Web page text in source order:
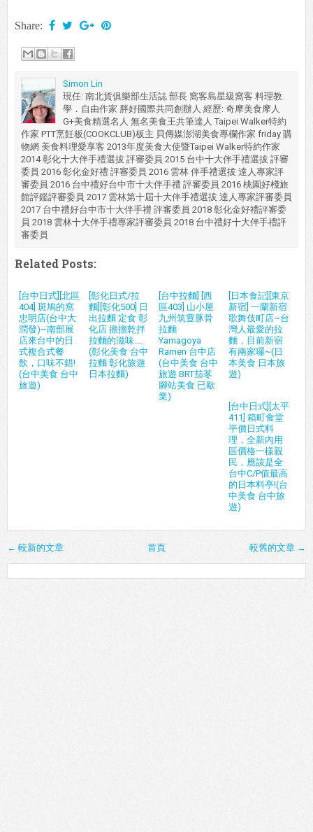
Share:
Simon Lin
現任: 南北貨俱樂部生活誌 部長 窩客島星級窩客 料理教
學．自由作家 胖好國際共同創辦人 經歷: 奇摩美食摩人
G+美食精選名人 無名美食王共筆達人 Taipei Walker特約
作家 PTT烹飪板(COOKCLUB)板主 貝傳媒澎湖美食專欄作家 friday 購
物網 美食料理愛享客 2013年度美食大使暨Taipei Walker特約作家
2014 彰化十大伴手禮選拔 評審委員 2015 台中十大伴手禮選拔 評審
委員 2016 彰化金好禮 評審委員 2016 雲林 伴手禮選拔 達人專家評
審委員 2016 台中禮好台中市十大伴手禮 評審委員 2016 桃園好棧旅
館評鑑評審委員 2017 雲林第十屆十大伴手禮選拔 達人專家評審委員
2017 台中禮好台中市十大伴手禮 評審委員 2018 彰化金好禮評審委
員 2018 雲林十大伴手禮專家評審委員 2018 台中禮好十大伴手禮評
審委員
Related Posts:
[台中日式][北區
404] 斑鳩的窩
忠明店(台中大
潤發)~南部展
店來台中的日
式複合式餐
飲，口味不錯!
(台中美食 台中
旅遊)
[彰化日式/拉
麵][彰化500] 日
出拉麵 定食 彰
化店 擔擔乾拌
拉麵的滋味....
(彰化美食 台中
拉麵 彰化旅遊
日本拉麵)
[台中拉麵] [西
區403] 山小屋
九州筑豊豚骨
拉麵
Yamagoya
Ramen 台中店
(台中美食 台中
旅遊 BRT茄苳
腳站美食 已歇
業)
[日本食記][東京
新宿] 一蘭新宿
歌舞伎町店~台
灣人最愛的拉
麵，目前新宿
有兩家囉~(日
本美食 日本旅
遊)
[台中日式][太平
411] 箱町食堂
平價日式料
理，全新內用
區價格一樣親
民，應該是全
台中C/P值最高
的日本料亭!(台
中美食 台中旅
遊)
← 較新的文章 較舊的文章 →
首頁